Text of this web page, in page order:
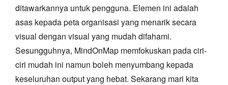
ditawarkannya untuk pengguna. Elemen ini adalah
asas kepada peta organisasi yang menarik secara
visual dengan visual yang mudah difahami.
Sesungguhnya, MindOnMap memfokuskan pada ciri-
ciri mudah ini namun boleh menyumbang kepada
keseluruhan output yang hebat. Sekarang mari kita